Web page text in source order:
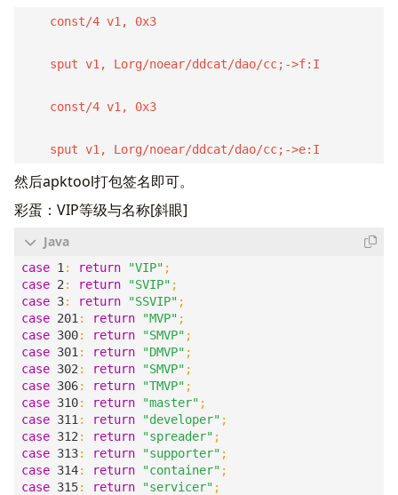
    const/4 v1, 0x3
    sput v1, Lorg/noear/ddcat/dao/cc;->f:I
    const/4 v1, 0x3
然后apktool打包签名即可。
彩蛋：VIP等级与名称[斜眼]
case 1 : return "VIP" ;
case 2 : return "SVIP" ;
case 3: return "SSVIP" ;
case 201 : return "MVP" ;
case 300: return "SMVP" ;
case 301 : return "DMVP" ;
case 302 : return "SMVP" ;
case 306: return "TMVP" ;
case 310: return "master" ;
case 311 : return "developer" ;
case 312 : return "spreader" ;
case 313: return "supporter" ;
case 314: return "container" ;
case 315: return "servicer" ;